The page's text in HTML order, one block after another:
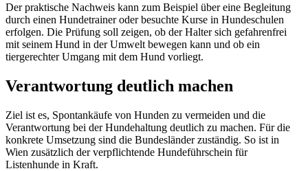
Der praktische Nachweis kann zum Beispiel über eine Begleitung
durch einen Hundetrainer oder besuchte Kurse in Hundeschulen
erfolgen. Die Prüfung soll zeigen, ob der Halter sich gefahrenfrei
mit seinem Hund in der Umwelt bewegen kann und ob ein
tiergerechter Umgang mit dem Hund vorliegt.
Verantwortung deutlich machen
Ziel ist es, Spontankäufe von Hunden zu vermeiden und die
Verantwortung bei der Hundehaltung deutlich zu machen. Für die
konkrete Umsetzung sind die Bundesländer zuständig. So ist in
Wien zusätzlich der verpflichtende Hundeführschein für
Listenhunde in Kraft.